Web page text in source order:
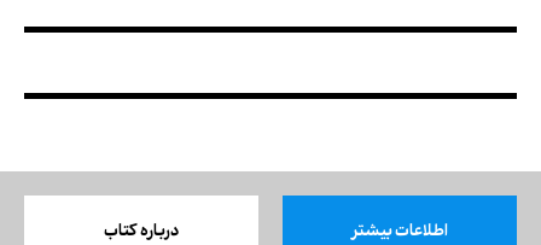
اطلاعات بیشتر درباره کتاب